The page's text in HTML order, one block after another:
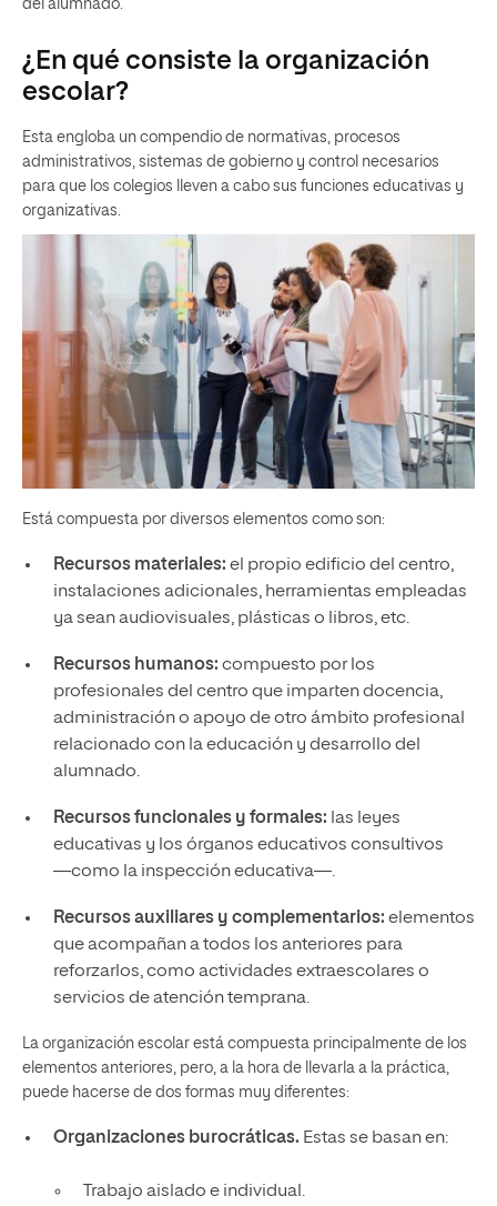
del alumnado.
¿En qué consiste la organización
escolar?
Esta engloba un compendio de normativas, procesos
administrativos, sistemas de gobierno y control necesarios
para que los colegios lleven a cabo sus funciones educativas y
organizativas.
Está compuesta por diversos elementos como son:
Recursos materiales: el propio edificio del centro,
instalaciones adicionales, herramientas empleadas
ya sean audiovisuales, plásticas o libros, etc.
Recursos humanos: compuesto por los
profesionales del centro que imparten docencia,
administración o apoyo de otro ámbito profesional
relacionado con la educación y desarrollo del
alumnado.
Recursos funcionales y formales: las leyes
educativas y los órganos educativos consultivos
―como la inspección educativa―.
Recursos auxiliares y complementarios: elementos
que acompañan a todos los anteriores para
reforzarlos, como actividades extraescolares o
servicios de atención temprana.
La organización escolar está compuesta principalmente de los
elementos anteriores, pero, a la hora de llevarla a la práctica,
puede hacerse de dos formas muy diferentes:
Organizaciones burocráticas. Estas se basan en:
Trabajo aislado e individual.